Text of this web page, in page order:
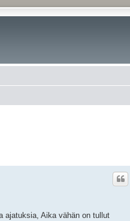
ajatuksia, Aika vähän on tullut